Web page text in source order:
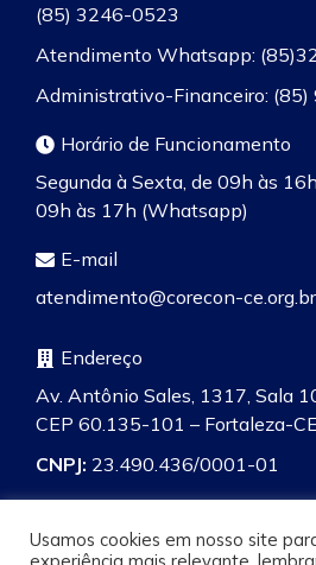
(85) 3246-0523
Atendimento Whatsapp:
Administrativo-Financeiro:
Horário de Funcionamento
Segunda à Sexta, de 09h às
09h às 17h (Whatsapp)
E-mail
atendimento@corecon-ce.org.br
Endereço
Av. Antônio Sales, 1317, Sala
CEP 60.135-101 – Fortaleza-CE
CNPJ: 23.490.436/0001-01
Usamos cookies em nosso site